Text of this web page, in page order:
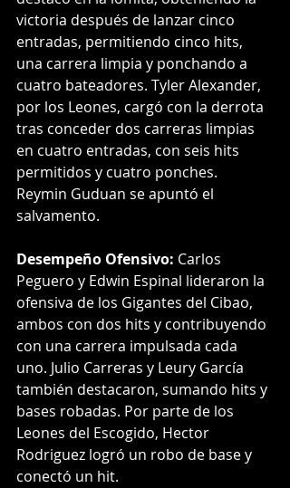
victoria después de lanzar cinco
entradas, permitiendo cinco hits,
una carrera limpia y ponchando a
cuatro bateadores. Tyler Alexander,
por los Leones, cargó con la derrota
tras conceder dos carreras limpias
en cuatro entradas, con seis hits
permitidos y cuatro ponches.
Reymin Guduan se apuntó el
salvamento.
Desempeño Ofensivo: Carlos
Peguero y Edwin Espinal lideraron la
ofensiva de los Gigantes del Cibao,
ambos con dos hits y contribuyendo
con una carrera impulsada cada
uno. Julio Carreras y Leury García
también destacaron, sumando hits y
bases robadas. Por parte de los
Leones del Escogido, Hector
Rodriguez logró un robo de base y
conectó un hit.